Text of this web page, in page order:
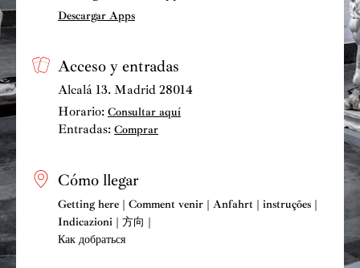
Descargar Apps
Acceso y entradas
Alcalá 13. Madrid 28014
Horario: Consultar aquí
Entradas: Comprar
Cómo llegar
Getting here | Comment venir | Anfahrt | instruções |
Indicazioni | 方向 |
Как добраться